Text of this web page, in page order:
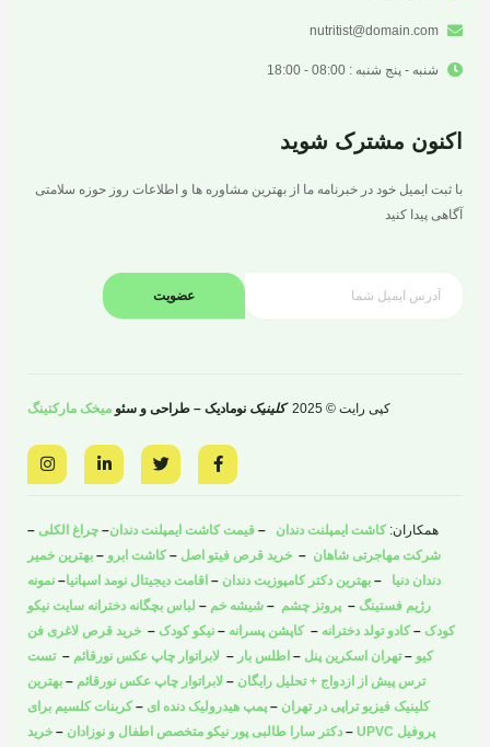
nutritist@domain.com
شنبه - پنج شنبه : 08:00 - 18:00
اکنون مشترک شوید
با ثبت ایمیل خود در خبرنامه ما از بهترین مشاوره ها و اطلاعات روز حوزه سلامتی
آگاهی پیدا کنید
عضویت
کپی رایت © 2025 کلینیک نومادیک – طراحی و سئو میخک مارکتینگ
F
a
c
o
o
k
-
w
i
e
r
L
i
n
d
-
n
I
n
s
g
r
a
m
همکاران: کاشت ایمپلنت دندان – قیمت کاشت ایمپلنت دندان– چراغ الکلی –
شرکت مهاجرتی شاهان – خرید قرص فیتو اصل –کاشت ابرو – بهترین خمیر
دندان دنیا – بهترین دکتر کامپوزیت دندان – اقامت دیجیتال نومد اسپانیا– نمونه
رژیم فستینگ – پروتز چشم – شیشه خم – لباس بچگانه دخترانه سایت نیکو
کودک –کادو تولد دخترانه –کاپشن پسرانه – نیکو کودک – خرید قرص لاغری فن
کیو –تهران اسکرین پنل – اطلس بار – لابراتوار چاپ عکس نورقائم –تست
ترس پیش از ازدواج + تحلیل رایگان – لابراتوار چاپ عکس نورقائم – بهترین
کلینیک فیزیو تراپی در تهران – پمپ هیدرولیک دنده ای –کربنات کلسیم برای
پروفیل UPVC
– دکتر سارا طالبی پور نیکو متخصص اطفال و نوزادان – خرید